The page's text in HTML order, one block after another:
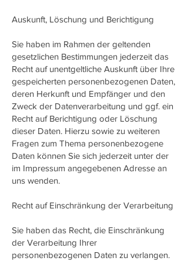
Auskunft, Löschung und Berichtigung
Sie haben im Rahmen der geltenden
gesetzlichen Bestimmungen jederzeit das
Recht auf unentgeltliche Auskunft über Ihre
gespeicherten personenbezogenen Daten,
deren Herkunft und Empfänger und den
Zweck der Datenverarbeitung und ggf. ein
Recht auf Berichtigung oder Löschung
dieser Daten. Hierzu sowie zu weiteren
Fragen zum Thema personenbezogene
Daten können Sie sich jederzeit unter der
im Impressum angegebenen Adresse an
uns wenden.
Recht auf Einschränkung der Verarbeitung
Sie haben das Recht, die Einschränkung
der Verarbeitung Ihrer
personenbezogenen Daten zu verlangen.